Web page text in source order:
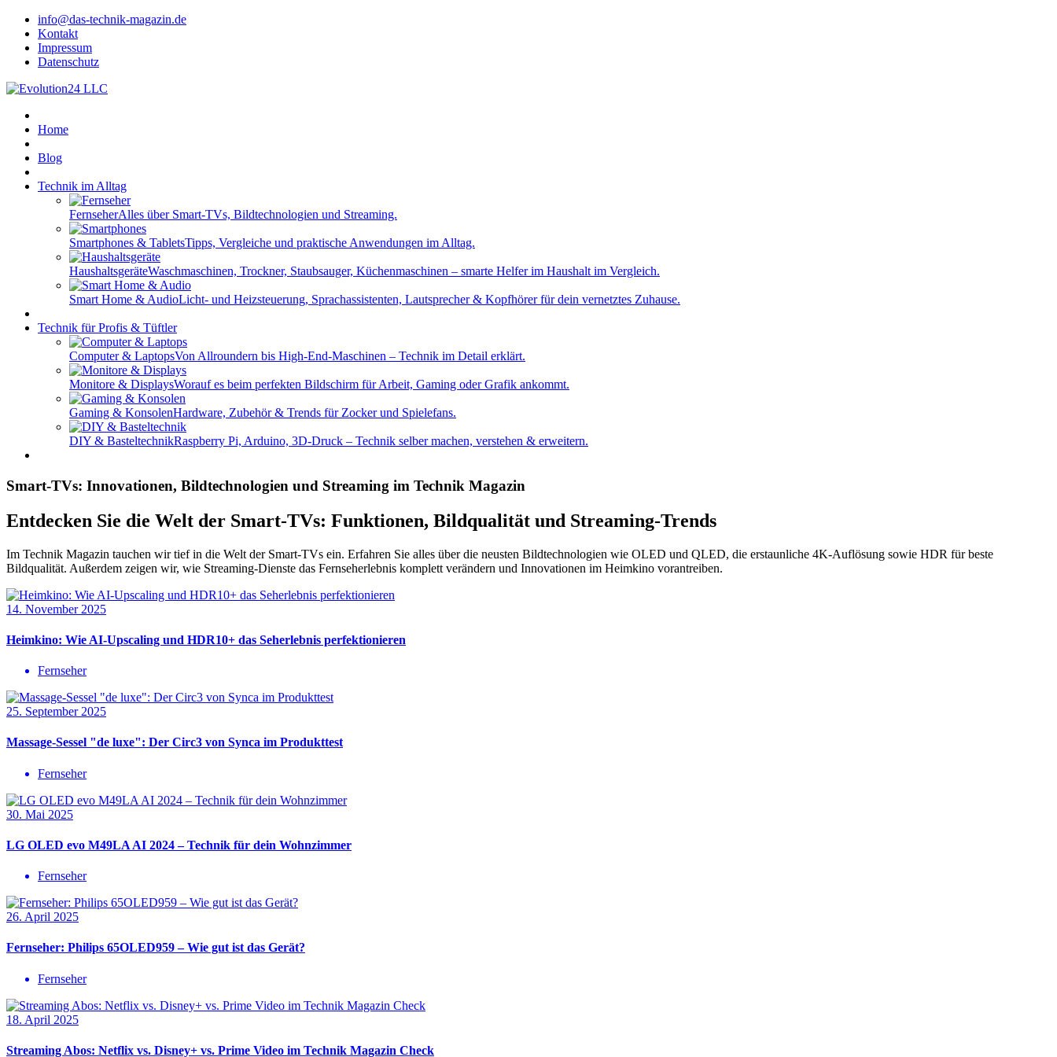
info@das-technik-magazin.de
Kontakt
Impressum
Datenschutz
Home
Blog
Technik im Alltag
FernseherAlles über Smart-TVs, Bildtechnologien und Streaming.
Smartphones & TabletsTipps, Vergleiche und praktische Anwendungen im Alltag.
HaushaltsgeräteWaschmaschinen, Trockner, Staubsauger, Küchenmaschinen – smarte Helfer im Haushalt im Vergleich.
Smart Home & AudioLicht- und Heizsteuerung, Sprachassistenten, Lautsprecher & Kopfhörer für dein vernetztes Zuhause.
Technik für Profis & Tüftler
Computer & LaptopsVon Allroundern bis High-End-Maschinen – Technik im Detail erklärt.
Monitore & DisplaysWorauf es beim perfekten Bildschirm für Arbeit, Gaming oder Grafik ankommt.
Gaming & KonsolenHardware, Zubehör & Trends für Zocker und Spielefans.
DIY & BasteltechnikRaspberry Pi, Arduino, 3D-Druck – Technik selber machen, verstehen & erweitern.
Smart-TVs: Innovationen, Bildtechnologien und Streaming im Technik Magazin
Entdecken Sie die Welt der Smart-TVs: Funktionen, Bildqualität und Streaming-Trends
Im Technik Magazin tauchen wir tief in die Welt der Smart-TVs ein. Erfahren Sie alles über die neusten Bildtechnologien wie OLED und QLED, die erstaunliche 4K-Auflösung sowie HDR für beste
Bildqualität. Außerdem zeigen wir, wie Streaming-Dienste das Fernseherlebnis komplett verändern und Innovationen im Heimkino vorantreiben.
14. November 2025
Heimkino: Wie AI-Upscaling und HDR10+ das Seherlebnis perfektionieren
Fernseher
25. September 2025
Massage-Sessel "de luxe": Der Circ3 von Synca im Produkttest
Fernseher
30. Mai 2025
LG OLED evo M49LA AI 2024 – Technik für dein Wohnzimmer
Fernseher
26. April 2025
Fernseher: Philips 65OLED959 – Wie gut ist das Gerät?
Fernseher
18. April 2025
Streaming Abos: Netflix vs. Disney+ vs. Prime Video im Technik Magazin Check